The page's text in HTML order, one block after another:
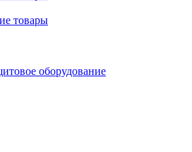
товары
оборудование